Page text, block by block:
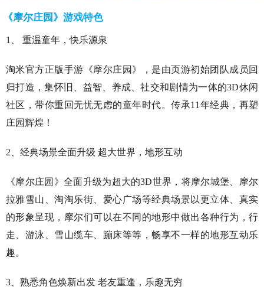
《摩尔庄园》游戏特色
1、 重温童年，快乐源泉
淘米官方正版手游《摩尔庄园》，是由页游初始团队成员回
归打造，集怀旧、益智、养成、社交和剧情为一体的3D休闲
社区，带你重回无忧无虑的童年时代。传承11年经典，再塑
庄园辉煌！
2、经典场景全面升级 超大世界，地形互动
《摩尔庄园》全面升级为超大的3D世界，将摩尔城堡、摩尔
拉雅雪山、淘淘乐街、爱心广场等经典场景以更立体、真实
的形象呈现，摩尔们可以在不同的地形中做出各种行为，行
走、游泳、雪山缆车、蹦床等等，畅享不一样的地形互动乐
趣。
3、熟悉角色焕新出发 老友重逢，乐趣无穷